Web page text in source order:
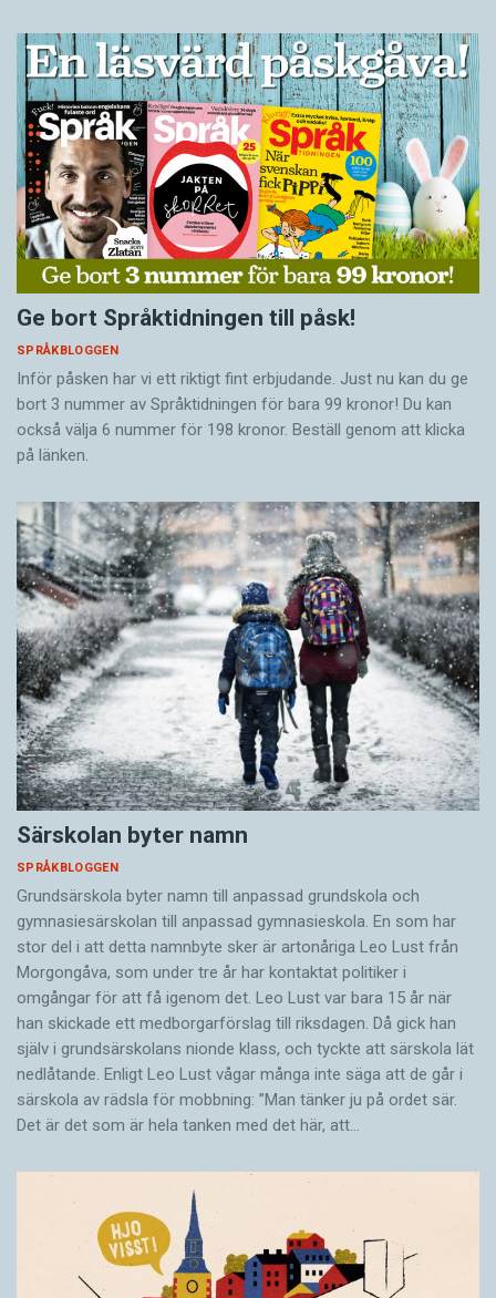
Ge bort Språktidningen till påsk!
SPRÅKBLOGGEN
Inför påsken har vi ett riktigt fint erbjudande. Just nu kan du ge
bort 3 nummer av Språktidningen för bara 99 kronor! Du kan
också välja 6 nummer för 198 kronor. Beställ genom att klicka
på länken.
Särskolan byter namn
SPRÅKBLOGGEN
Grundsärskola byter namn till anpassad grundskola och
gymnasiesärskolan till anpassad gymnasieskola. En som har
stor del i att detta namnbyte sker är artonåriga Leo Lust från
Morgongåva, som under tre år har kontaktat politiker i
omgångar för att få igenom det. Leo Lust var bara 15 år när
han skickade ett medborgarförslag till riksdagen. Då gick han
själv i grundsärskolans nionde klass, och tyckte att särskola lät
nedlåtande. Enligt Leo Lust vågar många inte säga att de går i
särskola av rädsla för mobbning: ”Man tänker ju på ordet sär.
Det är det som är hela tanken med det här, att…